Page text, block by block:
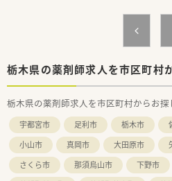
中途入社ならではの悩みを解消
ンや社内規定などをご案内。
店舗OJT・フォローアップや通
門の体系的な研修をご用意。
★業界トップクラスの認定薬局
全店舗で地域連携薬局を目指
です。
がん診療連携拠点病院等との密
学管理や、
高い専門性が求められる特殊
栃木県の薬剤師求人を市区町村
栃木県の薬剤師求人を市区町村からお探
宇都宮市 足利市 栃木市
小山市
真岡市 大田原市
さくら市
那須烏山市 下野市